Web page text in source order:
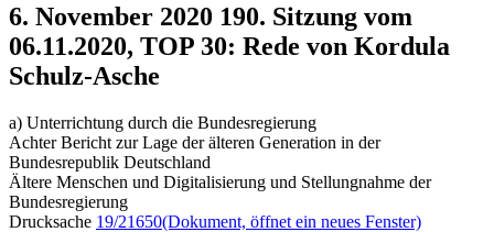
6. November 2020 190. Sitzung vom
06.11.2020, TOP 30: Rede von Kordula
Schulz-Asche
a) Unterrichtung durch die Bundesregierung
Achter Bericht zur Lage der älteren Generation in der
Bundesrepublik Deutschland
Ältere Menschen und Digitalisierung und Stellungnahme der
Bundesregierung
Drucksache 19/21650(Dokument, öffnet ein neues Fenster)